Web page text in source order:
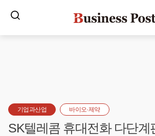
기업과산업 바이오·제약
SK텔레콤 휴대전화 다단계